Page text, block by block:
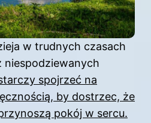
w trudnych czasach
spojrzeć na
by dostrzec, że
pokój w sercu.